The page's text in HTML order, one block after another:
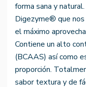
forma sana y
Digezyme® que nos
el máximo
Contiene un alto
(BCAAS) así como
proporción.
sabor textura y de